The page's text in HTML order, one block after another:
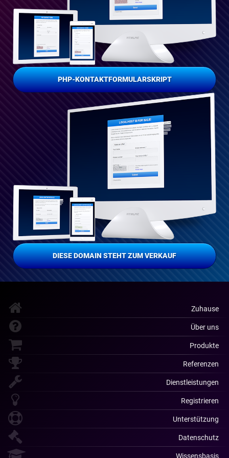
PHP-KONTAKTFORMULARSKRIPT
DIESE DOMAIN STEHT ZUM VERKAUF
Zuhause
Über uns
Produkte
Referenzen
Dienstleistungen
Registrieren
Unterstützung
Datenschutz
Wissensbasis